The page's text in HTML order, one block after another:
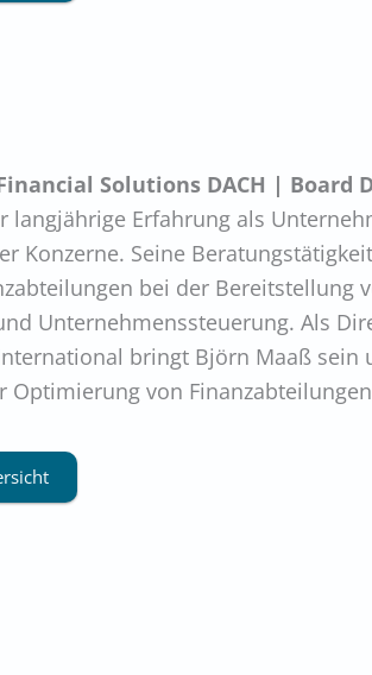
Solutions DACH | Board
langjährige Erfahrung als
Konzerne. Seine
bei der Bereitstellung
Unternehmenssteuerung. Als
bringt Björn Maaß sein
Optimierung von